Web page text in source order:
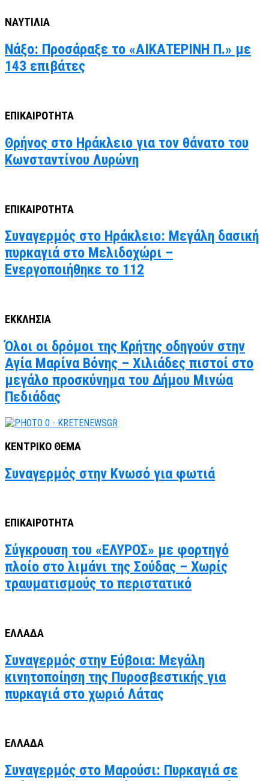
ΝΑΥΤΙΛΙΑ
Νάξο: Προσάραξε το «ΑΙΚΑΤΕΡΙΝΗ Π.» με
143 επιβάτες
ΕΠΙΚΑΙΡΟΤΗΤΑ
Θρήνος στο Ηράκλειο για τον θάνατο του
Κωνσταντίνου Λυρώνη
ΕΠΙΚΑΙΡΟΤΗΤΑ
Συναγερμός στο Ηράκλειο: Μεγάλη δασική
πυρκαγιά στο Μελιδοχώρι –
Ενεργοποιήθηκε το 112
ΕΚΚΛΗΣΙΑ
Όλοι οι δρόμοι της Κρήτης οδηγούν στην
Αγία Μαρίνα Βόνης – Χιλιάδες πιστοί στο
μεγάλο προσκύνημα του Δήμου Μινώα
Πεδιάδας
ΚΕΝΤΡΙΚΟ ΘΕΜΑ
Συναγερμός στην Κνωσό για φωτιά
ΕΠΙΚΑΙΡΟΤΗΤΑ
Σύγκρουση του «ΕΛΥΡΟΣ» με φορτηγό
πλοίο στο λιμάνι της Σούδας – Χωρίς
τραυματισμούς το περιστατικό
ΕΛΛΑΔΑ
Συναγερμός στην Εύβοια: Μεγάλη
κινητοποίηση της Πυροσβεστικής για
πυρκαγιά στο χωριό Λάτας
ΕΛΛΑΔΑ
Συναγερμός στο Μαρούσι: Πυρκαγιά σε